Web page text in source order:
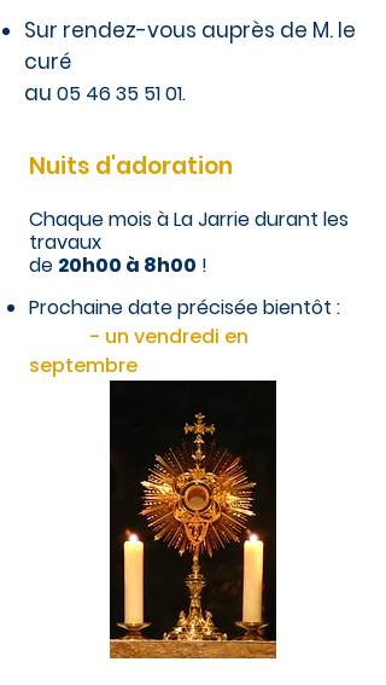
Sur rendez-vous auprès de M. le
curé
au 05 46 35 51 01.
Nuits d'adoration
Chaque mois à La Jarrie durant les
travaux
de 20h00 à 8h00 !
Prochaine date précisée bientôt :
- un vendredi en
septembre